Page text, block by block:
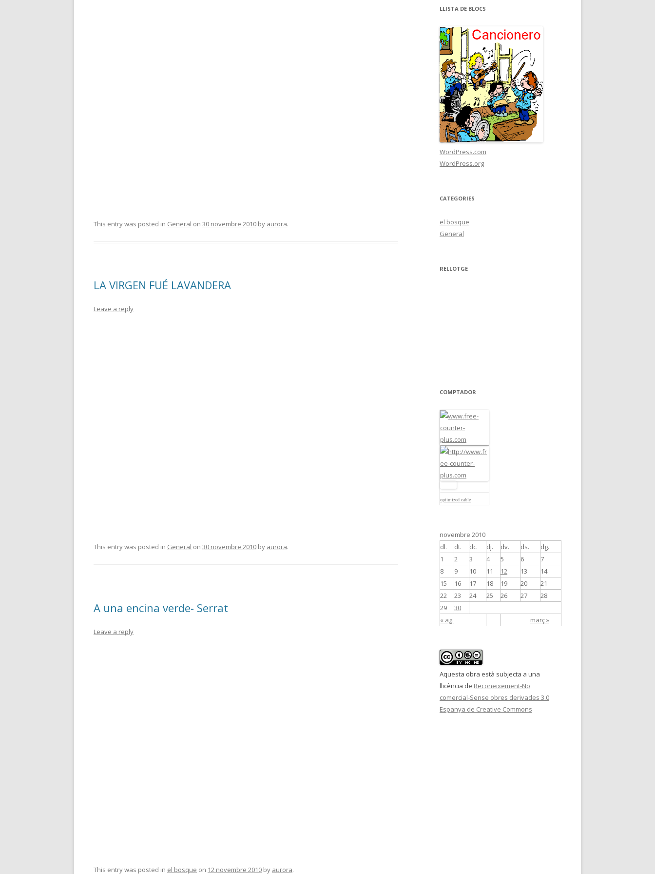
This entry was posted in General on 30 novembre 2010 by aurora.
LA VIRGEN FUÉ LAVANDERA
Leave a reply
This entry was posted in General on 30 novembre 2010 by aurora.
A una encina verde- Serrat
Leave a reply
This entry was posted in el bosque on 12 novembre 2010 by aurora.
LLISTA DE BLOCS
WordPress.com
WordPress.org
CATEGORIES
el bosque
General
RELLOTGE
COMPTADOR
optimized cable
novembre 2010
dl.
dt. dc. dj. dv. ds. dg.
« ag. març »
1 2 3 4 5 6
7
8
9 10 11 12 13
14
15
16 17 18 19 20
21
22
23 24 25 26 27
28
29
30
Aquesta obra està subjecta a una
llicència de Reconeixement-No
comercial-Sense obres derivades 3.0
Espanya de Creative Commons